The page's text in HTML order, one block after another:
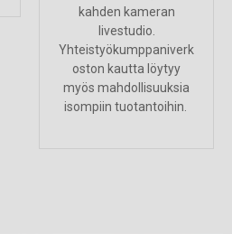
kahden kameran
livestudio.
Yhteistyökumppaniverk
oston kautta löytyy
myös mahdollisuuksia
isompiin tuotantoihin.